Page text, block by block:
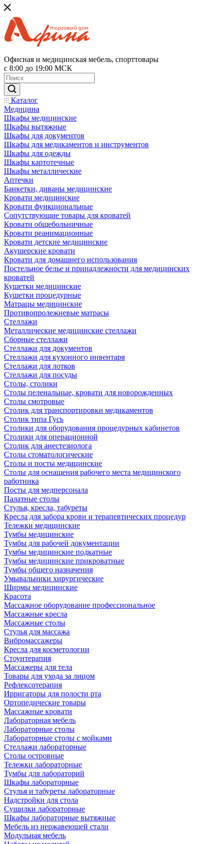
Офисная и медицинская мебель, спорттовары
с 8:00 до 19:00 МСК
Каталог
Медицина
Шкафы медицинские
Шкафы вытяжные
Шкафы для документов
Шкафы для медикаментов и инструментов
Шкафы для одежды
Шкафы картотечные
Шкафы металлические
Аптечки
Банкетки, диваны медицинские
Кровати медицинские
Кровати функциональные
Сопутствующие товары для кроватей
Кровати общебольничные
Кровати реанимационные
Кровати детские медицинские
Акушерские кровати
Кровати для домашнего использования
Постельное белье и принадлежности для медицинских
кроватей
Кушетки медицинские
Кушетки процедурные
Матрацы медицинские
Противопролежневые матрасы
Стеллажи
Металлические медицинские стеллажи
Сборные стеллажи
Стеллажи для документов
Стеллажи для кухонного инвентаря
Стеллажи для лотков
Стеллажи для посуды
Столы, столики
Столы пеленальные, кровати для новорожденных
Столы смотровые
Столик для транспортировки медикаментов
Столик типа Гусь
Столики для оборудования процедурных кабинетов
Столики для операционной
Столик для анестезиолога
Столы стоматологические
Столы и посты медицинские
Столы для оснащения рабочего места медицинского
работника
Посты для медперсонала
Палатные столы
Стулья, кресла, табуреты
Кресла для забора крови и терапевтических процедур
Тележки медицинские
Тумбы медицинские
Тумбы для рабочей документации
Тумбы медицинские подкатные
Тумбы медицинские прикроватные
Тумбы общего назначения
Умывальники хирургические
Ширмы медицинские
Красота
Массажное оборудование профессиональное
Массажные кресла
Массажные столы
Стулья для массажа
Вибромассажеры
Кресла для косметологии
Стоунтерапия
Массажеры для тела
Товары для ухода за лицом
Рефлексотерапия
Ирригаторы для полости рта
Ортопедические товары
Массажные кровати
Лабораторная мебель
Лабораторные столы
Лабораторные столы с мойками
Стеллажи лабораторные
Столы островные
Тележки лабораторные
Тумбы для лабораторий
Шкафы лабораторные
Стулья и табуреты лабораторные
Надстройки для стола
Сушилки лабораторные
Шкафы лабораторные вытяжные
Мебель из нержавеющей стали
Модульная мебель